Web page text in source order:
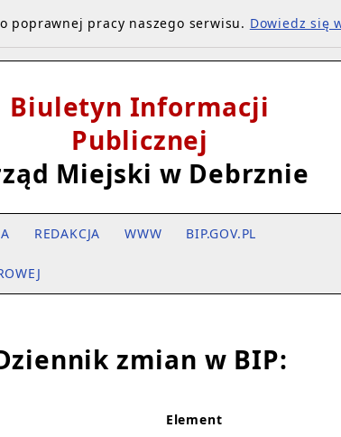
Biuletyn Informacji
Publicznej
Miejski w Debrznie
REDAKCJA WWW BIP.GOV.PL
zmian w BIP:
Element
poprawnej pracy naszego serwisu. Dowiedz się